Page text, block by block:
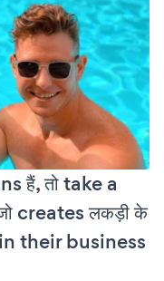
हैं, तो take a
creates लकड़ी के
in their business